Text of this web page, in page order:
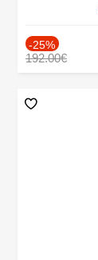
-25%
192.00€